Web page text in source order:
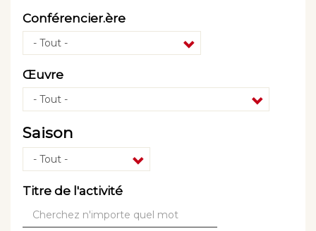
Conférencier.ère
Œuvre
Saison
Titre de l'activité